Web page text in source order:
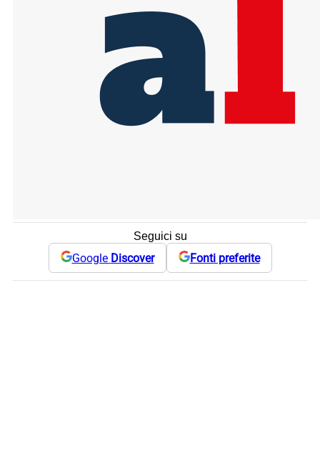
Seguici su
Google Discover Fonti preferite